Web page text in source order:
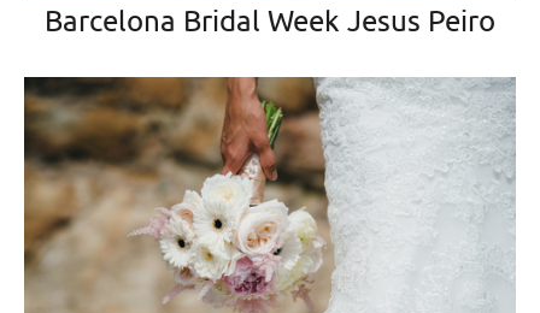
Barcelona Bridal Week Jesus Peiro